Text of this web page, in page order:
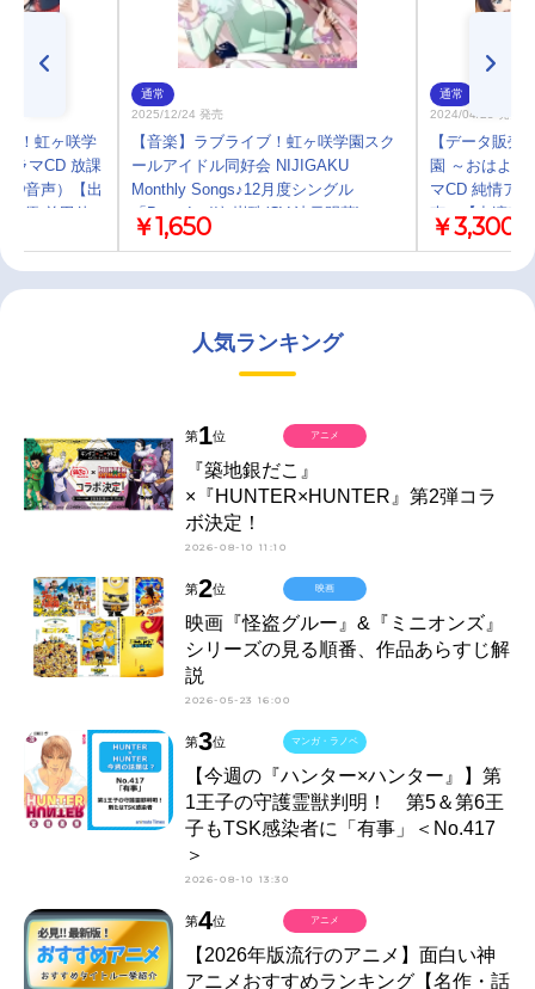
！虹ヶ咲学
ラマCD 放課
音声）【出
茉優 前田佳
ちえ美】
通常
2025/12/24 発売
【音楽】ラブライブ！虹ヶ咲学園スク
ールアイドル同好会 NIJIGAKU
Monthly Songs♪12月度シングル
「Bravo!」/鐘 嵐珠(CV.法元明菜)
￥1,650
通常
2024/04/25 発売
【データ販売
園 ～おはよう
マCD 純情ア
声）【出演声
前田佳織里
頭明里 楠木
美 小泉萌香
￥3,300
人気ランキング
第1位
『築地銀だこ』
×『HUNTER×HUNTER』第2弾コラ
ボ決定！
2026-08-10 11:10
アニメ
第2位
映画『怪盗グルー』&『ミニオンズ』
シリーズの見る順番、作品あらすじ解
説
2026-05-23 16:00
映画
第3位
【今週の『ハンター×ハンター』】第
1王子の守護霊獣判明！ 第5＆第6王
子もTSK感染者に「有事」＜No.417
＞
2026-08-10 13:30
マンガ・ラノベ
第4位
【2026年版流行のアニメ】面白い神
アニメおすすめランキング【名作・話
アニメ